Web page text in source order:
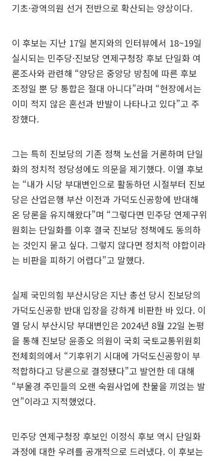
기초·광역의원 선거 전반으로 확산되는 양상이다.
이 후보는 지난 17일 본지와의 인터뷰에서 18~19일
실시되는 민주당·진보당 연제구청장 후보 단일화 여
론조사와 관련해 “양당은 중앙당 방침에 따른 후보
조정일 뿐 당 통합은 절대 아니다”라며 “현장에서는
이미 적지 않은 혼선과 반발이 나타나고 있다”고 주
장했다.
그는 특히 진보당의 기존 정책 노선을 거론하며 단일
화의 정치적 정당성에도 의문을 제기했다. 이열 후보
는 “내가 시당 부대변인으로 활동하던 시절부터 진보
당은 산업은행 부산 이전과 가덕도신공항에 반대해
온 당론을 유지해왔다”며 “그렇다면 민주당 연제구위
원회는 단일화를 이후 결국 진보당 정책에도 동의하
는 것인지 묻고 싶다. 그렇지 않다면 정치적 야합이라
는 비판을 피하기 어렵다”고 말했다.
실제 국민의힘 부산시당은 지난 총선 당시 진보당의
가덕도신공항 반대 입장을 강하게 비판한 바 있다. 이
열 당시 부산시당 부대변인은 2024년 8월 22일 논평
을 통해 진보당 윤종오 의원이 국회 국토교통위원회
전체회의에서 “기후위기 시대에 가덕도신공항이 부
적합하다고 당론으로 결정됐다”고 발언한 데 대해
“부울경 주민들의 오랜 숙원사업에 찬물을 끼얹는 발
언”이라고 지적했었다.
민주당 연제구청장 후보인 이정식 후보 역시 단일화
과정에 대한 우려를 공개적으로 드러냈다. 이 후보는